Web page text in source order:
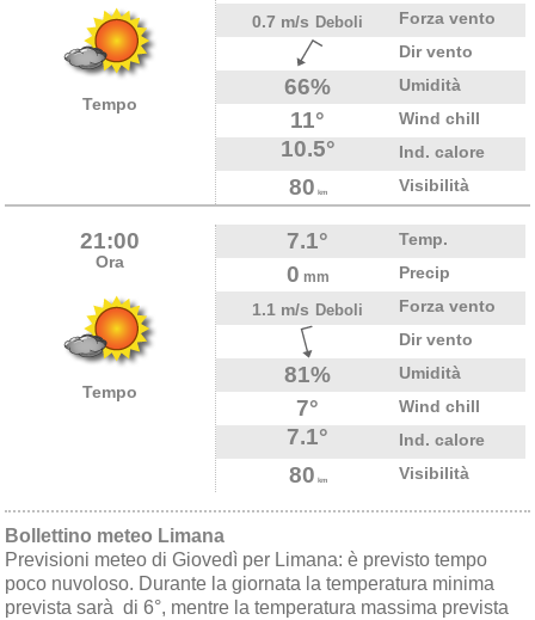
Tempo
0.7 m/s Deboli
Forza vento
Dir vento
66% Umidità
11° Wind chill
10.5° Ind. calore
80 km Visibilità
21:00
Ora
Tempo
7.1° Temp.
0 mm
Precip
1.1 m/s Deboli
Forza vento
Dir vento
81% Umidità
7° Wind chill
7.1° Ind. calore
80 km Visibilità
Bollettino meteo Limana
Previsioni meteo di Giovedì per Limana: è previsto tempo
poco nuvoloso. Durante la giornata la temperatura minima
prevista sarà di 6°, mentre la temperatura massima prevista